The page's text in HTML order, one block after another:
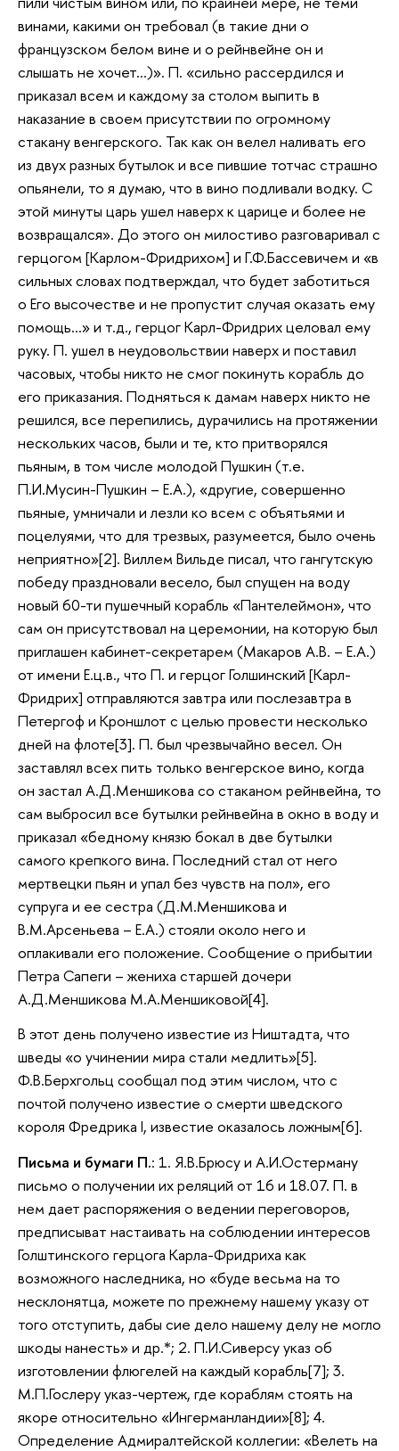
винами, какими он требовал (в такие дни о
французском белом вине и о рейнвейне он и
слышать не хочет…)». П. «сильно рассердился и
приказал всем и каждому за столом выпить в
наказание в своем присутствии по огромному
стакану венгерского. Так как он велел наливать его
из двух разных бутылок и все пившие тотчас страшно
опьянели, то я думаю, что в вино подливали водку. С
этой минуты царь ушел наверх к царице и более не
возвращался». До этого он милостиво разговаривал с
герцогом [Карлом-Фридрихом] и Г.Ф.Бассевичем и «в
сильных словах подтверждал, что будет заботиться
о Его высочестве и не пропустит случая оказать ему
помощь…» и т.д., герцог Карл-Фридрих целовал ему
руку. П. ушел в неудовольствии наверх и поставил
часовых, чтобы никто не смог покинуть корабль до
его приказания. Подняться к дамам наверх никто не
решился, все перепились, дурачились на протяжении
нескольких часов, были и те, кто притворялся
пьяным, в том числе молодой Пушкин (т.е.
П.И.Мусин-Пушкин – Е.А.), «другие, совершенно
пьяные, умничали и лезли ко всем с объятьями и
поцелуями, что для трезвых, разумеется, было очень
неприятно»[2]. Виллем Вильде писал, что гангутскую
победу праздновали весело, был спущен на воду
новый 60-ти пушечный корабль «Пантелеймон», что
сам он присутствовал на церемонии, на которую был
приглашен кабинет-секретарем (Макаров А.В. – Е.А.)
от имени Е.ц.в., что П. и герцог Голшинский [Карл-
Фридрих] отправляются завтра или послезавтра в
Петергоф и Кроншлот с целью провести несколько
дней на флоте[3]. П. был чрезвычайно весел. Он
заставлял всех пить только венгерское вино, когда
он застал А.Д.Меншикова со стаканом рейнвейна, то
сам выбросил все бутылки рейнвейна в окно в воду и
приказал «бедному князю бокал в две бутылки
самого крепкого вина. Последний стал от него
мертвецки пьян и упал без чувств на пол», его
супруга и ее сестра (Д.М.Меншикова и
В.М.Арсеньева – Е.А.) стояли около него и
оплакивали его положение. Сообщение о прибытии
Петра Сапеги – жениха старшей дочери
А.Д.Меншикова М.А.Меншиковой[4].
В этот день получено известие из Ништадта, что
шведы «о учинении мира стали медлить»[5].
Ф.В.Берхгольц сообщал под этим числом, что с
почтой получено известие о смерти шведского
короля Фредрика I, известие оказалось ложным[6].
Письма и бумаги П.: 1. Я.В.Брюсу и А.И.Остерману
письмо о получении их реляций от 16 и 18.07. П. в
нем дает распоряжения о ведении переговоров,
предписыват настаивать на соблюдении интересов
Голштинского герцога Карла-Фридриха как
возможного наследника, но «буде весьма на то
несклонятца, можете по прежнему нашему указу от
того отступить, дабы сие дело нашему делу не могло
шкоды нанесть» и др.*; 2. П.И.Сиверсу указ об
изготовлении флюгелей на каждый корабль[7]; 3.
М.П.Гослеру указ-чертеж, где кораблям стоять на
якоре относительно «Ингерманландии»[8]; 4.
Определение Адмиралтейской коллегии: «Велеть на